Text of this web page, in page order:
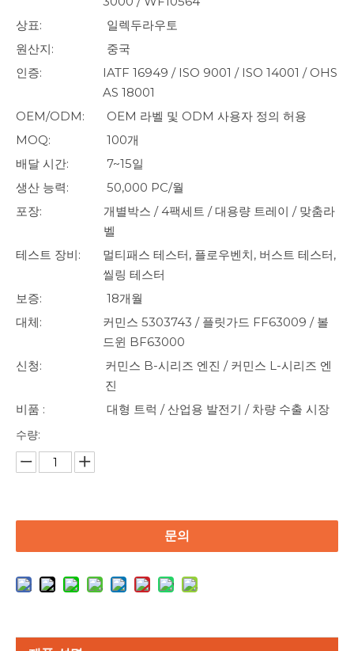
상표:
일렉두라우토
원산지:
중국
인증:
IATF 16949 / ISO 9001 / ISO 14001 / OHS
AS 18001
OEM/ODM:
OEM 라벨 및 ODM 사용자 정의 허용
MOQ:
100개
배달 시간:
7~15일
생산 능력:
50,000 PC/월
포장:
개별박스 / 4팩세트 / 대용량 트레이 / 맞춤라
벨
테스트 장비:
멀티패스 테스터, 플로우벤치, 버스트 테스터,
씰링 테스터
보증:
18개월
대체:
커민스 5303743 / 플릿가드 FF63009 / 볼
드윈 BF63000
신청:
커민스 B-시리즈 엔진 / 커민스 L-시리즈 엔
진
비품 :
대형 트럭 / 산업용 발전기 / 차량 수출 시장
수량:
문의